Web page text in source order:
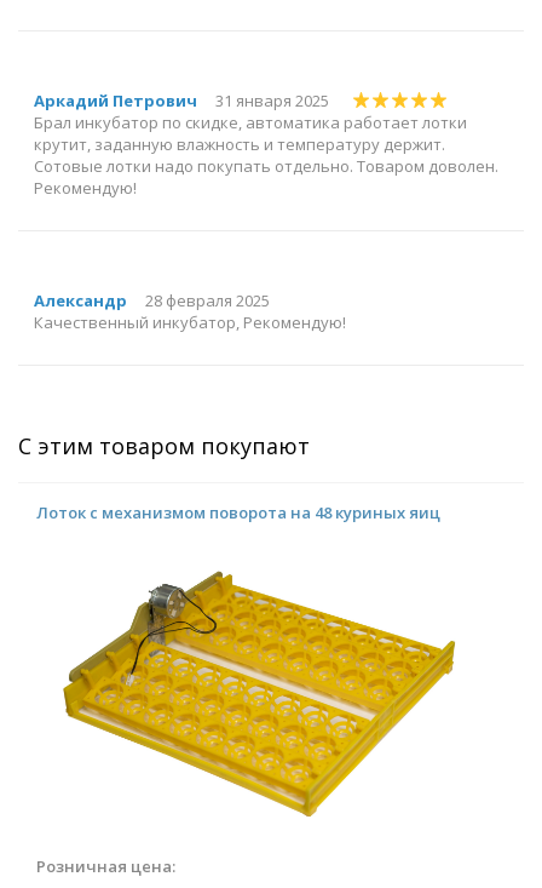
Аркадий Петрович
31 января 2025
Брал инкубатор по скидке, автоматика работает лотки
крутит, заданную влажность и температуру держит.
Сотовые лотки надо покупать отдельно. Товаром доволен.
Рекомендую!
Александр
28 февраля 2025
Качественный инкубатор, Рекомендую!
С этим товаром покупают
Лоток с механизмом поворота на 48 куриных яиц
Розничная цена: